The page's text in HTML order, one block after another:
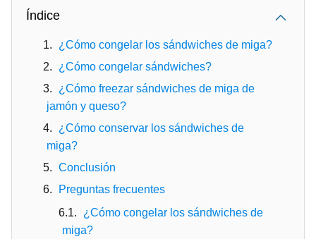
Índice
¿Cómo congelar los sándwiches de miga?
¿Cómo congelar sándwiches?
¿Cómo freezar sándwiches de miga de
jamón y queso?
¿Cómo conservar los sándwiches de
miga?
Conclusión
Preguntas frecuentes
¿Cómo congelar los sándwiches de
miga?